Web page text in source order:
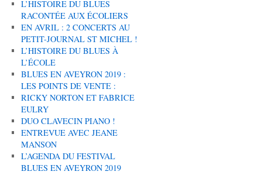
L’HISTOIRE DU BLUES
RACONTÉE AUX ÉCOLIERS
EN AVRIL : 2 CONCERTS AU
PETIT-JOURNAL ST MICHEL !
L’HISTOIRE DU BLUES À
L’ÉCOLE
BLUES EN AVEYRON 2019 :
LES POINTS DE VENTE :
RICKY NORTON ET FABRICE
EULRY
DUO CLAVECIN PIANO !
ENTREVUE AVEC JEANE
MANSON
L’AGENDA DU FESTIVAL
BLUES EN AVEYRON 2019